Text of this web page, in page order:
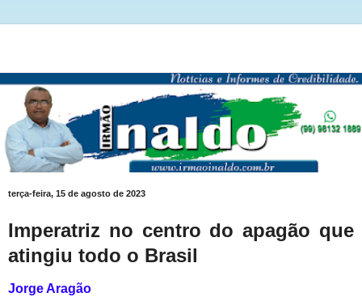
terça-feira, 15 de agosto de 2023
Imperatriz no centro do apagão que
atingiu todo o Brasil
Jorge Aragão